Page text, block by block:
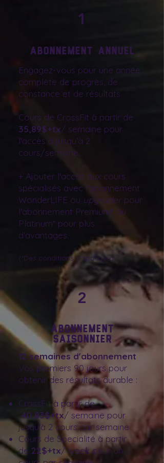
1
Abonnement annuel
Engagez-vous pour une année
complète de progrès, de
constance et de résultats.
Cours de CrossFit à partir de
35,89$+tx/ semaine pour
l'accès à jusqu'à 2
cours/semaine.
+ Ajouter l'accès aux cours
spécialisés avec l'abonnement
WonderLIFE ou upgraderpour
l'abonnement Premium* ou
Platinum* pour plus
d'avantages.
(*Des conditions s'applique)
2
Abonnement
saisonnier
12 semaines d'abonnement
Vos premiers 90 jours pour
obtenir des résultats durable :
CrossFit à partir de
40,83$+tx/ semaine pour
jusqu'à 2 cours par semaine
Cours de Specialité à partir
de 22$+tx/ week pour un